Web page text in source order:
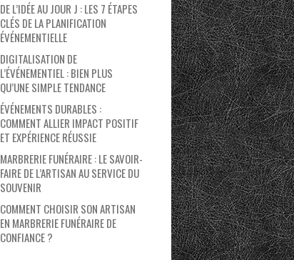
DE L’IDÉE AU JOUR J : LES 7 ÉTAPES
CLÉS DE LA PLANIFICATION
ÉVÉNEMENTIELLE
DIGITALISATION DE
L’ÉVÉNEMENTIEL : BIEN PLUS
QU’UNE SIMPLE TENDANCE
ÉVÉNEMENTS DURABLES :
COMMENT ALLIER IMPACT POSITIF
ET EXPÉRIENCE RÉUSSIE
MARBRERIE FUNÉRAIRE : LE SAVOIR-
FAIRE DE L’ARTISAN AU SERVICE DU
SOUVENIR
COMMENT CHOISIR SON ARTISAN
EN MARBRERIE FUNÉRAIRE DE
CONFIANCE ?